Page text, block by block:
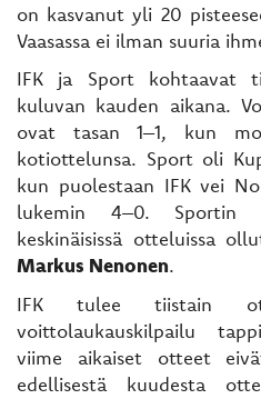
on kasvanut yli 20
Vaasassa ei ilman suuria
IFK ja Sport kohtaavat
kuluvan kauden aikana.
ovat tasan 1–1, kun
kotiottelunsa. Sport oli
kun puolestaan IFK vei
lukemin 4–0. Sportin
keskinäisissä otteluissa
Markus Nenonen.
IFK tulee tiistain
voittolaukauskilpailu
viime aikaiset otteet
edellisestä kuudesta